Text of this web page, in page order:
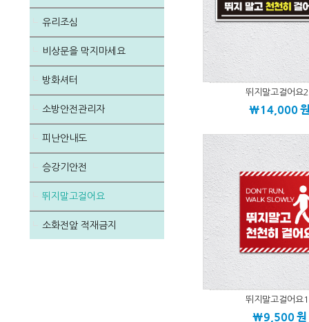
유리조심
비상문을 막지마세요
방화셔터
소방안전관리자
피난안내도
승강기안전
뛰지말고걸어요
소화전앞 적재금지
뛰지말고걸어요
\14,000
뛰지말고걸어요
\9,500원